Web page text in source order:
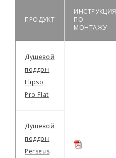
ПРОДУКТ
ИНСТРУКЦИЯ
ПО
МОНТАЖУ
Душевой
поддон
Elipso
Pro Flat
Душевой
поддон
Perseus